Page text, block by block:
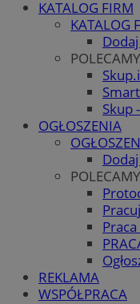
KATALOG FIRM
KATALOG
POLECAMY
Skup
OGŁOSZENIA
POLECAMY
REKLAMA
WSPÓŁPRACA